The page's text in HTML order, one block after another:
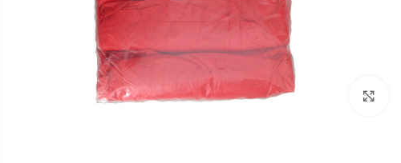
بزرگنمایی تصویر